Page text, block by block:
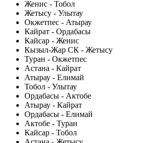
Женис - Тобол
Жетысу - Улытау
Окжетпес - Атырау
Кайрат - Ордабасы
Кайсар - Женис
Кызыл-Жар СК - Жетысу
Туран - Окжетпес
Астана - Кайрат
Атырау - Елимай
Тобол - Улытау
Ордабасы - Актобе
Атырау - Кайрат
Ордабасы - Елимай
Актобе - Туран
Кайсар - Тобол